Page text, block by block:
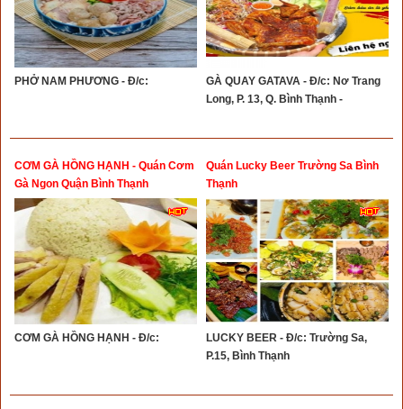
PHỞ NAM PHƯƠNG - Đ/c:
GÀ QUAY GATAVA - Đ/c: Nơ Trang
Long, P. 13, Q. Bình Thạnh -
CƠM GÀ HỒNG HẠNH - Quán Cơm
Gà Ngon Quận Bình Thạnh
CƠM GÀ HỒNG HẠNH - Đ/c:
Quán Lucky Beer Trường Sa Bình
Thạnh
LUCKY BEER - Đ/c: Trường Sa,
P.15, Bình Thạnh